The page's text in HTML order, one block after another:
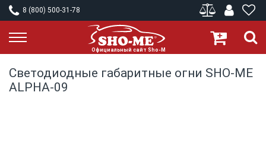
8 (800) 500-31-78
Светодиодные габаритные огни SHO-ME
ALPHA-09